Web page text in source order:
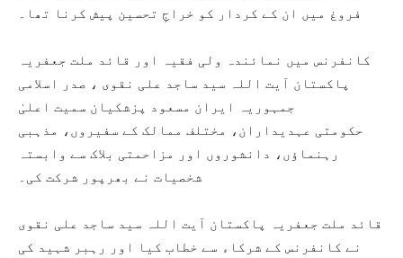
فروغ میں ان کے کردار کو خراجِ تحسین پیش کرنا تھا۔
کانفرنس میں نمائندہ ولی فقیہ اور قائد ملت جعفریہ
پاکستان آیت اللہ سید ساجد علی نقوی ، صدر اسلامی
جمہوریہ ایران مسعود پزشکیان سمیت اعلیٰ
حکومتی عہدیداران، مختلف ممالک کے سفیروں، مذہبی
رہنماؤں، دانشوروں اور مزاحمتی بلاک سے وابستہ
شخصیات نے بھرپور شرکت کی۔
قائد ملت جعفریہ پاکستان آیت اللہ سید ساجد علی نقوی
نے کانفرنس کے شرکاء سے خطاب کیا اور رہبر شہید کی